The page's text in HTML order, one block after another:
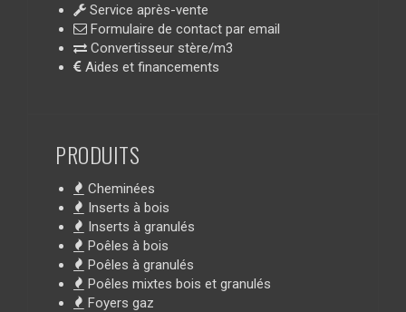
Service après-vente
Formulaire de contact par email
Convertisseur stère/m3
Aides et financements
PRODUITS
Cheminées
Inserts à bois
Inserts à granulés
Poêles à bois
Poêles à granulés
Poêles mixtes bois et granulés
Foyers gaz